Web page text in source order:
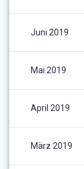
Juni 2019
Mai 2019
April 2019
März 2019